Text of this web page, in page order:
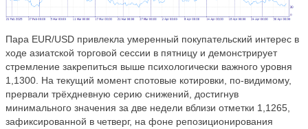
Пара EUR/USD привлекла умеренный покупательский интерес в
ходе азиатской торговой сессии в пятницу и демонстрирует
стремление закрепиться выше психологически важного уровня
1,1300. На текущий момент спотовые котировки, по-видимому,
прервали трёхдневную серию снижений, достигнув
минимального значения за две недели вблизи отметки 1,1265,
зафиксированной в четверг, на фоне репозиционирования